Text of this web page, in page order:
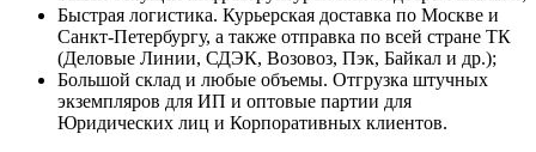
Быстрая логистика. Курьерская доставка по Москве и
Санкт-Петербургу, а также отправка по всей стране ТК
(Деловые Линии, СДЭК, Возовоз, Пэк, Байкал и др.);
Большой склад и любые объемы. Отгрузка штучных
экземпляров для ИП и оптовые партии для
Юридических лиц и Корпоративных клиентов.